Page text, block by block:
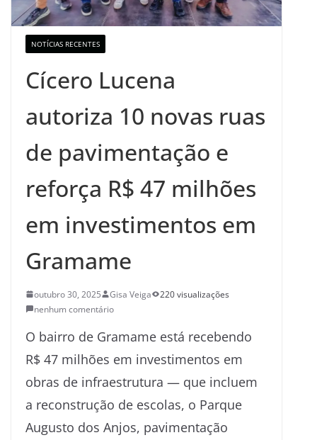
NOTÍCIAS RECENTES
Cícero Lucena
autoriza 10 novas ruas
de pavimentação e
reforça R$ 47 milhões
em investimentos em
Gramame
outubro 30, 2025 Gisa Veiga
220 visualizações
nenhum comentário
O bairro de Gramame está recebendo
R$ 47 milhões em investimentos em
obras de infraestrutura — que incluem
a reconstrução de escolas, o Parque
Augusto dos Anjos, pavimentação